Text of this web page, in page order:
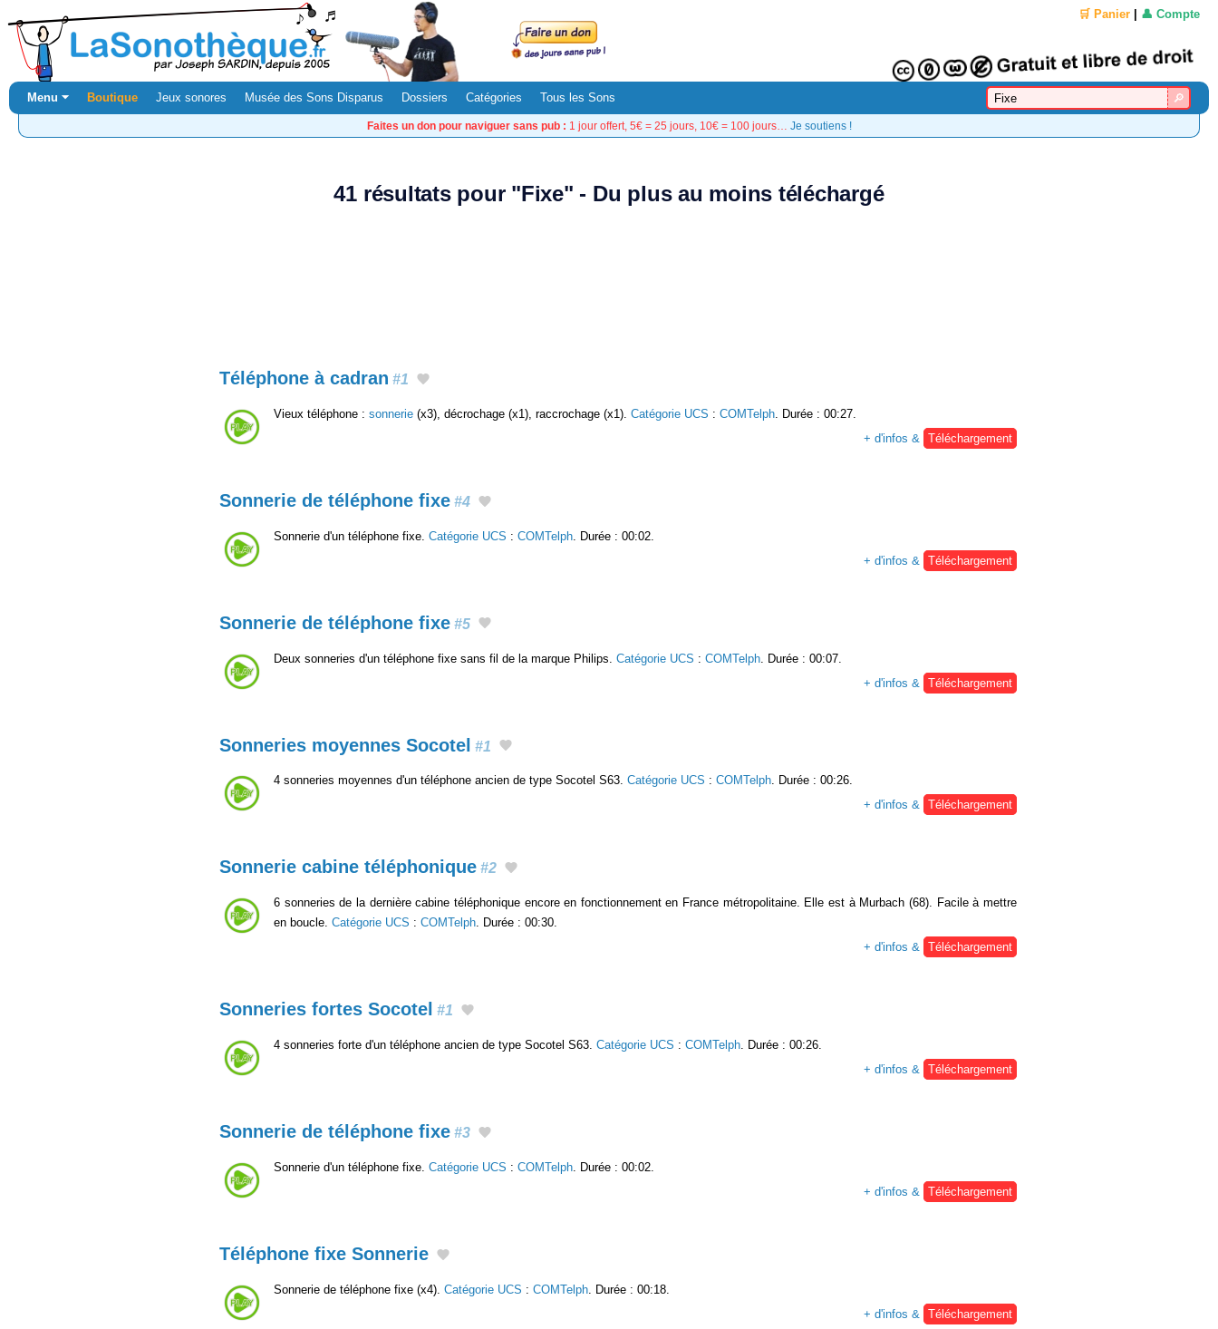
🛒 Panier 👤 Compte
Menu ⏷ Boutique Jeux sonores Musée des Sons Disparus Dossiers Catégories Tous les Sons
Faites un don pour naviguer sans pub : 1 jour offert, 5€ = 25 jours, 10€ = 100 jours… Je soutiens !
41 résultats pour "Fixe" - Du plus au moins téléchargé
Téléphone à cadran #1
Vieux téléphone : sonnerie (x3), décrochage (x1), raccrochage (x1). Catégorie UCS : COMTelph . Durée : 00:27.
+ d'infos &
Téléchargement
Sonnerie de téléphone fixe #4
Sonnerie d'un téléphone fixe. Catégorie UCS : COMTelph . Durée : 00:02.
+ d'infos &
Téléchargement
Sonnerie de téléphone fixe #5
Deux sonneries d'un téléphone fixe sans fil de la marque Philips. Catégorie UCS : COMTelph . Durée : 00:07.
+ d'infos &
Téléchargement
Sonneries moyennes Socotel #1
4 sonneries moyennes d'un téléphone ancien de type Socotel S63. Catégorie UCS : COMTelph. Durée : 00:26.
+ d'infos & Téléchargement
Sonnerie cabine téléphonique #2
6 sonneries de la dernière cabine téléphonique encore en fonctionnement en France métropolitaine. Elle est à Murbach (68). Facile à mettre
en boucle. Catégorie UCS : COMTelph. Durée : 00:30.
+ d'infos & Téléchargement
Sonneries fortes Socotel #1
4 sonneries forte d'un téléphone ancien de type Socotel S63. Catégorie UCS : COMTelph. Durée : 00:26.
+ d'infos & Téléchargement
Sonnerie de téléphone fixe #3
Sonnerie d'un téléphone fixe. Catégorie UCS : COMTelph . Durée : 00:02.
+ d'infos &
Téléchargement
Téléphone fixe Sonnerie
Sonnerie de téléphone fixe (x4). Catégorie UCS : COMTelph . Durée : 00:18.
+ d'infos &
Téléchargement